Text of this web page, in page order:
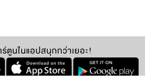
ตูนในแอปสนุกกว่าเยอะ!